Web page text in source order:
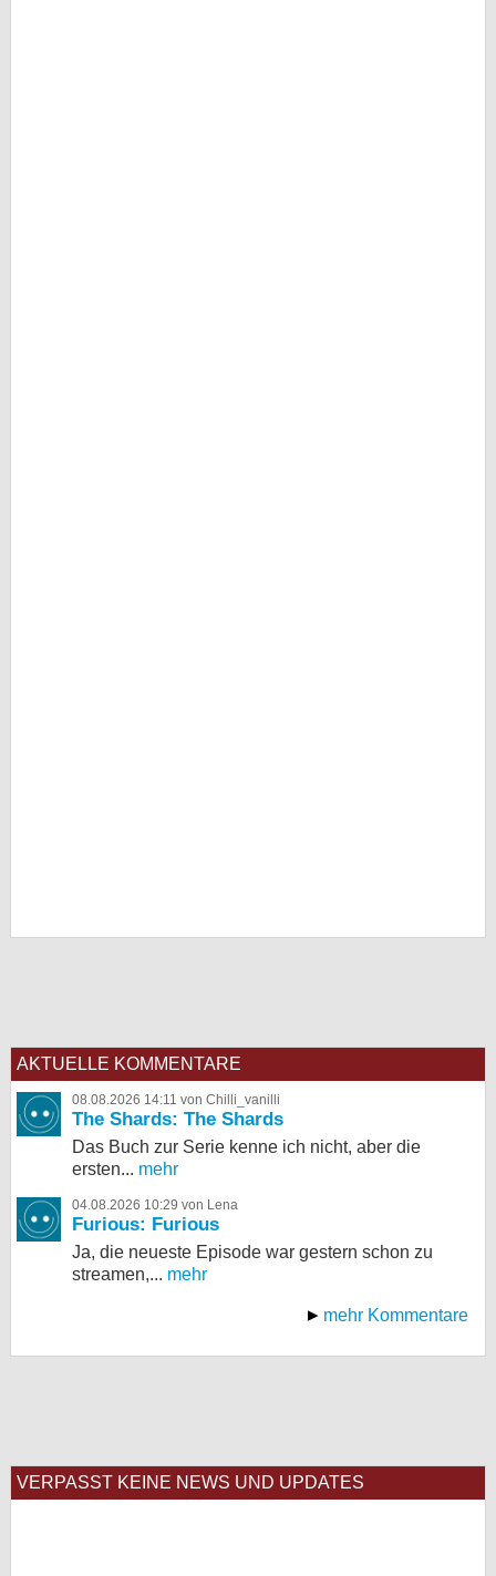
AKTUELLE KOMMENTARE
08.08.2026 14:11 von Chilli_vanilli
The Shards: The Shards
Das Buch zur Serie kenne ich nicht, aber die
ersten... mehr
04.08.2026 10:29 von Lena
Furious: Furious
Ja, die neueste Episode war gestern schon zu
streamen,... mehr
mehr Kommentare
VERPASST KEINE NEWS UND UPDATES